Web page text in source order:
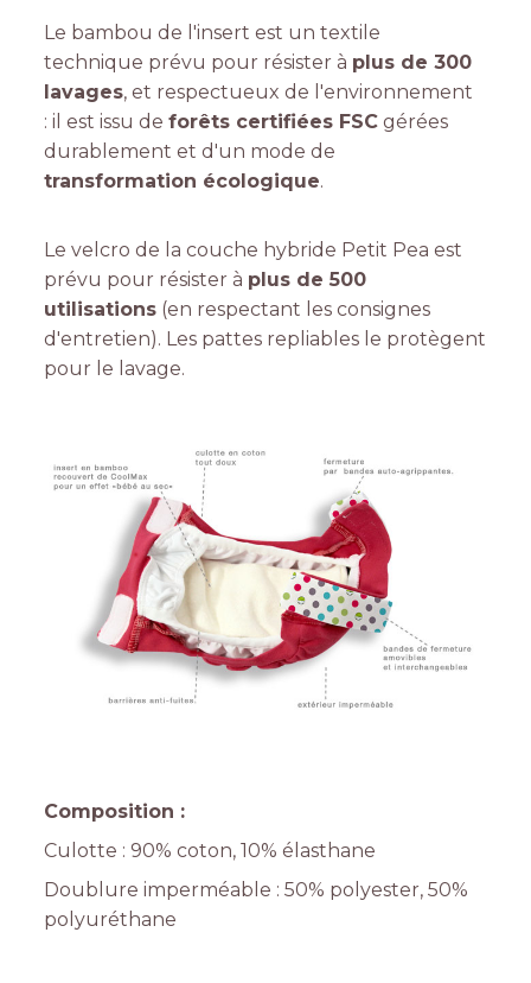
Le bambou de l'insert est un textile
technique prévu pour résister à plus de 300
lavages, et respectueux de l'environnement
: il est issu deforêts certifiées FSC gérées
durablement et d'un mode de
transformation écologique.
Le velcro de la couche hybride Petit Pea est
prévu pour résister à plus de 500
utilisations (en respectant les consignes
d'entretien). Les pattes repliables le protègent
pour le lavage.
Composition :
Culotte : 90% coton, 10% élasthane
Doublure imperméable : 50% polyester, 50%
polyuréthane